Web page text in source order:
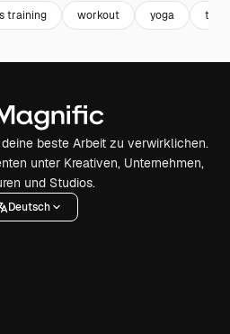
training workout yoga
beste Arbeit zu verwirklichen.
unter Kreativen, Unternehmen,
und Studios.
Deutsch